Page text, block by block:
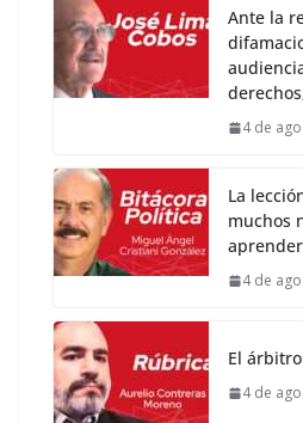
Ante la
4 de
La
muchos
aprender
4 de
El
4 de